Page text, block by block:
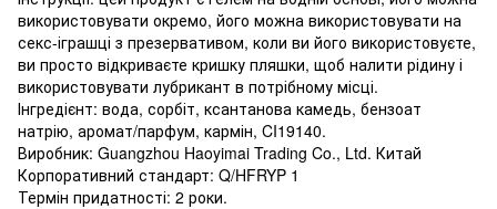
використовувати окремо, його можна використовувати на
секс-іграшці з презервативом, коли ви його використовуєте,
ви просто відкриваєте кришку пляшки, щоб налити рідину і
використовувати лубрикант в потрібному місці.
Інгредієнт: вода, сорбіт, ксантанова камедь, бензоат
натрію, аромат/парфум, кармін, CI19140.
Виробник: Guangzhou Haoyimai Trading Co., Ltd. Китай
Корпоративний стандарт: Q/HFRYP 1
Термін придатності: 2 роки.